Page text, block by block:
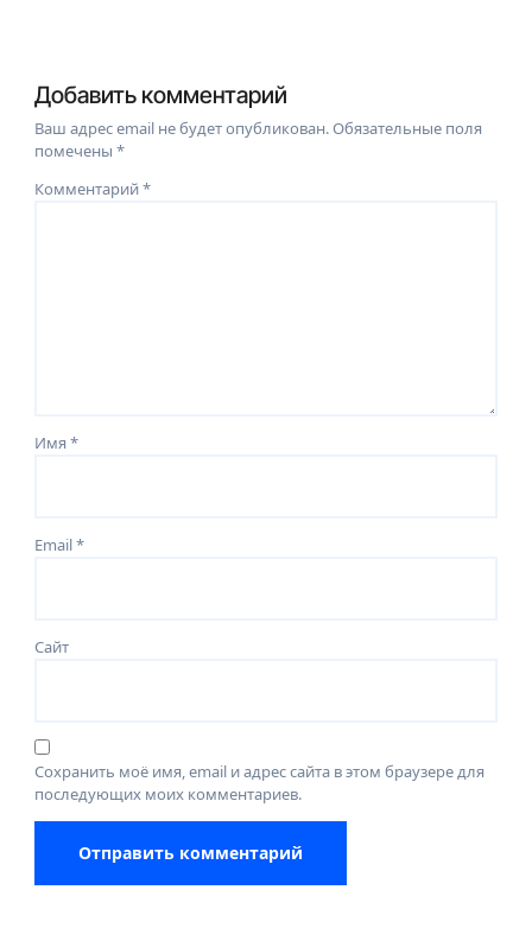
Добавить комментарий
Ваш адрес email не будет опубликован.Обязательные поля
помечены*
Комментарий*
Имя*
Email*
Сайт
Сохранить моё имя, email и адрес сайта в этом браузере для
последующих моих комментариев.